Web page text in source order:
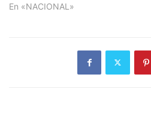
En «NACIONAL»